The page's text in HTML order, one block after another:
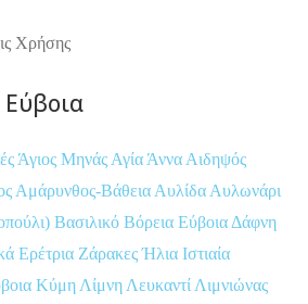
Xρήσης
Άγιος Μηνάς Αγία Άννα Αιδηψός
Αμάρυνθος-Βάθεια Αυλίδα Αυλωνάρι
Βασιλικό Βόρεια Εύβοια Δάφνη
Ερέτρια ΖάρακεςΉλια Ιστιαία
Κύμη Λίμνη Λευκαντί Λιμνιώνας